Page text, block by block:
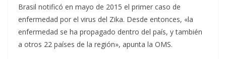
Brasil notificó en mayo de 2015 el primer caso de
enfermedad por el virus del Zika. Desde entonces, «la
enfermedad se ha propagado dentro del país, y también
a otros 22 países de la región», apunta la OMS.